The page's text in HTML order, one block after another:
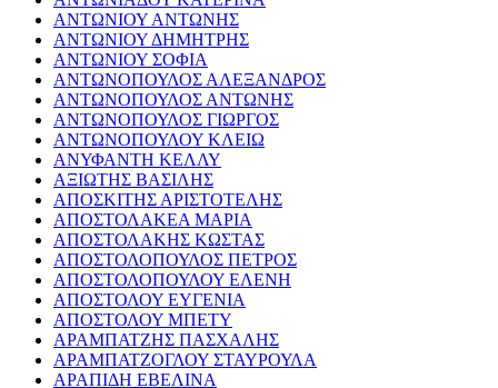
ΑΝΤΩΝΙΟΥ ΑΝΤΩΝΗΣ
ΑΝΤΩΝΙΟΥ ΔΗΜΗΤΡΗΣ
ΑΝΤΩΝΙΟΥ ΣΟΦΙΑ
ΑΝΤΩΝΟΠΟΥΛΟΣ ΑΛΕΞΑΝΔΡΟΣ
ΑΝΤΩΝΟΠΟΥΛΟΣ ΑΝΤΩΝΗΣ
ΑΝΤΩΝΟΠΟΥΛΟΣ ΓΙΩΡΓΟΣ
ΑΝΤΩΝΟΠΟΥΛΟΥ ΚΛΕΙΩ
ΑΝΥΦΑΝΤΗ ΚΕΛΛΥ
ΑΞΙΩΤΗΣ ΒΑΣΙΛΗΣ
ΑΠΟΣΚΙΤΗΣ ΑΡΙΣΤΟΤΕΛΗΣ
ΑΠΟΣΤΟΛΑΚΕΑ ΜΑΡΙΑ
ΑΠΟΣΤΟΛΑΚΗΣ ΚΩΣΤΑΣ
ΑΠΟΣΤΟΛΟΠΟΥΛΟΣ ΠΕΤΡΟΣ
ΑΠΟΣΤΟΛΟΠΟΥΛΟΥ ΕΛΕΝΗ
ΑΠΟΣΤΟΛΟΥ ΕΥΓΕΝΙΑ
ΑΠΟΣΤΟΛΟΥ ΜΠΕΤΥ
ΑΡΑΜΠΑΤΖΗΣ ΠΑΣΧΑΛΗΣ
ΑΡΑΜΠΑΤΖΟΓΛΟΥ ΣΤΑΥΡΟΥΛΑ
ΑΡΑΠΙΔΗ ΕΒΕΛΙΝΑ